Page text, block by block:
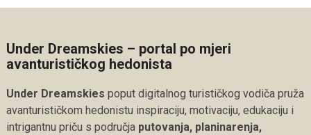
Under Dreamskies – portal po mjeri
avanturističkog hedonista
Under Dreamskies poput digitalnog turističkog vodiča pruža
avanturističkom hedonistu inspiraciju, motivaciju, edukaciju i
intrigantnu priču s područja putovanja, planinarenja,